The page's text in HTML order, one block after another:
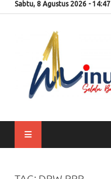
Sabtu, 8 Agustus 2026 - 14:47